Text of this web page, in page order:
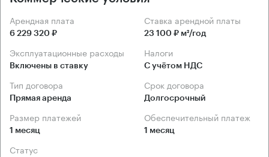
Арендная плата
6 229 320 ₽
Ставка арендной платы
23 100 ₽ м²/год
Эксплуатационные расходы
Включены в ставку
Налоги
С учётом НДС
Тип договора
Прямая аренда
Срок договора
Долгосрочный
Размер платежей
1 месяц
Обеспечительный платеж
1 месяц
Статус